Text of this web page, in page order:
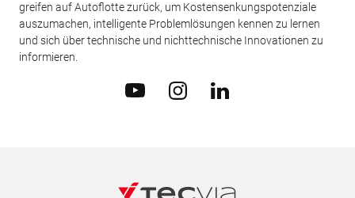
greifen auf Autoflotte zurück, um Kostensenkungspotenziale
auszumachen, intelligente Problemlösungen kennen zu lernen
und sich über technische und nichttechnische Innovationen zu
informieren.